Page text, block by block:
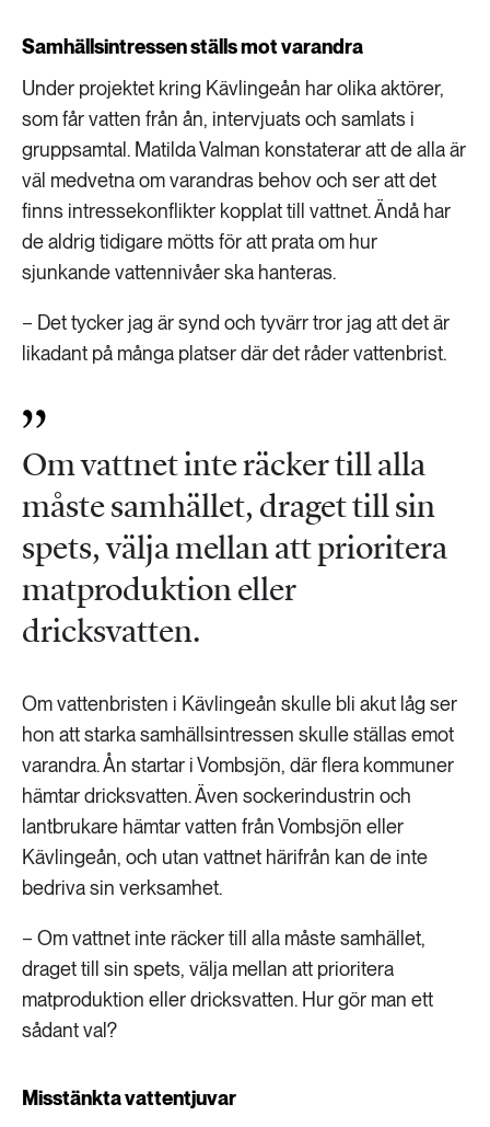
Samhällsintressen ställs mot varandra
Under projektet kring Kävlingeån har olika aktörer,
som får vatten från ån, intervjuats och samlats i
gruppsamtal. Matilda Valman konstaterar att de alla är
väl medvetna om varandras behov och ser att det
finns intressekonflikter kopplat till vattnet. Ändå har
de aldrig tidigare mötts för att prata om hur
sjunkande vattennivåer ska hanteras.
− Det tycker jag är synd och tyvärr tror jag att det är
likadant på många platser där det råder vattenbrist.
Om vattnet inte räcker till alla
måste samhället, draget till sin
spets, välja mellan att prioritera
matproduktion eller
dricksvatten.
Om vattenbristen i Kävlingeån skulle bli akut låg ser
hon att starka samhällsintressen skulle ställas emot
varandra. Ån startar i Vombsjön, där flera kommuner
hämtar dricksvatten. Även sockerindustrin och
lantbrukare hämtar vatten från Vombsjön eller
Kävlingeån, och utan vattnet härifrån kan de inte
bedriva sin verksamhet.
− Om vattnet inte räcker till alla måste samhället,
draget till sin spets, välja mellan att prioritera
matproduktion eller dricksvatten. Hur gör man ett
sådant val?
Misstänkta vattentjuvar